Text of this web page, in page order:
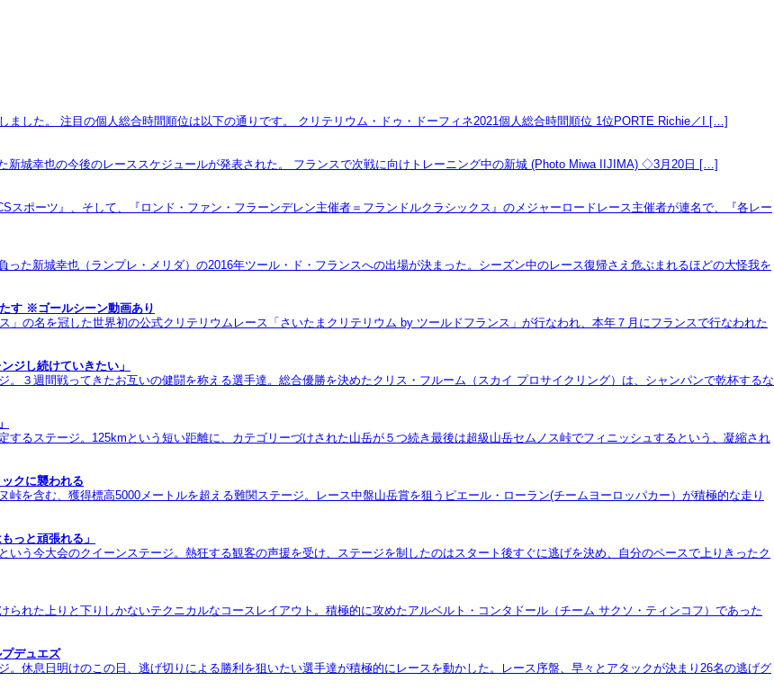
ました。 注目の個人総合時間順位は以下の通りです。 クリテリウム・ドゥ・ドーフィネ2021個人総合時間順位 1位PORTE Richie／I […]
新城幸也の今後のレーススケジュールが発表された。 フランスで次戦に向けトレーニング中の新城 (Photo Miwa IIJIMA) ◇3月20日 […]
ポーツ』、そして、『ロンド・ファン・フラーンデレン主催者＝フランドルクラシックス』のメジャーロードレース主催者が連名で、『各レー
た新城幸也（ランプレ・メリダ）の2016年ツール・ド・フランスへの出場が決まった。シーズン中のレース復帰さえ危ぶまれるほどの大怪我を
す ※ゴールシーン動画あり
の名を冠した世界初の公式クリテリウムレース「さいたまクリテリウム by ツールドフランス」が行なわれ、本年７月にフランスで行なわれた
ジし続けていきたい」
３週間戦ってきたお互いの健闘を称える選手達。総合優勝を決めたクリス・フルーム（スカイ プロサイクリング）は、シャンパンで乾杯するな
るステージ。125kmという短い距離に、カテゴリーづけされた山岳が５つ続き最後は超級山岳セムノス峠でフィニッシュするという、凝縮され
クに襲われる
を含む、獲得標高5000メートルを超える難関ステージ。レース中盤山岳賞を狙うピエール・ローラン(チームヨーロッパカー）が積極的な走り
っと頑張れる」
う今大会のクイーンステージ。熱狂する観客の声援を受け、ステージを制したのはスタート後すぐに逃げを決め、自分のペースで上りきったク
れた上りと下りしかないテクニカルなコースレイアウト。積極的に攻めたアルベルト・コンタドール（チーム サクソ・ティンコフ）であった
デュエズ
休息日明けのこの日、逃げ切りによる勝利を狙いたい選手達が積極的にレースを動かした。レース序盤、早々とアタックが決まり26名の逃げグ